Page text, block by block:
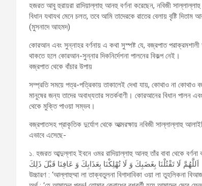
হজরত আবু হুরায়রা রাদিয়াল্লাহু আনহু বর্ণনা করেছেন, নবিজী
বিধান যথাযথ মেনে চলত, তবে আমি তাদেরকে রাতের বেলায় বৃষ্টি
(মুসনাদে আহমদ)
কোরআন এবং সুন্নাহর বর্ণনায় এ কথা সুস্পষ্ট যে, বজ্রপাত
থাকতে হলে কোরআন-সুন্নার দিকনির্দেশনা পালনের বিকল্প নেই।
বজ্রপাত থেকে বাঁচার উপায়
সম্প্রতি সময়ে পত্র-পত্রিকায় তাকালেই দেখা যায়, কোথাও না কোথাও
মানুষের জন্য তাদের অবাধ্যতার সতর্কবাণী। কোরআনের বিধান পালন
থেকে মুক্তি পাওয়া সম্ভব।
বজ্রপাতসহ প্রাকৃতিক দুর্যোগ থেকে আত্মরক্ষায় নবিজী সাল্লাল্লাহু
এভাবে এসেছে-
১. হজরত আব্দুল্লাহ ইবনে ওমর রাদিয়াল্লাহু আনহু তাঁর বাবা থেকে
اَللَّهُمَّ لَا تَقْتُلْنَا بِغَضَبِكَ وَ لَا تُهْلِكْنَا بِعَذَابِكَ وَ عَافِنَا قَبْلَ ذَلِكَ
উচ্চারণ : ‘আল্লাহুম্মা লা তাক্বতুলনা বিগাদাবিকা ওয়া লা তুহলিকনা